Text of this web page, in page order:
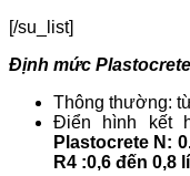
[/su_list]
Định mức
Thông thường:
Điển hình kết
Plastocrete N:
R4 :0,6 đến 0,8